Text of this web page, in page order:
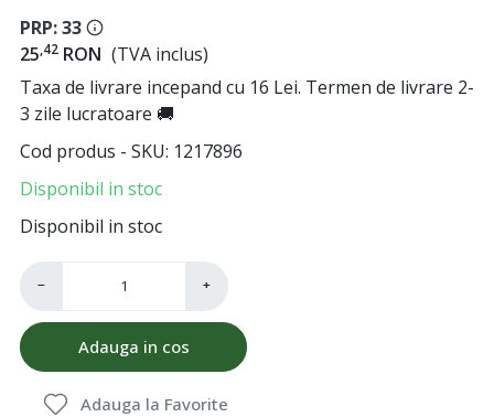
PRP: 33
25,42 RON (TVA inclus)
Taxa de livrare incepand cu 16 Lei. Termen de livrare 2-
3 zile lucratoare 🚚
Cod produs - SKU 1217896
Disponibil in stoc
Disponibil in stoc
− +
Adauga in cos
Adauga la Favorite